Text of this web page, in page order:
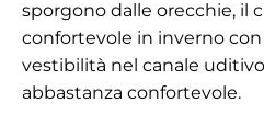
sporgono dalle orecchie, il
confortevole in inverno con
vestibilità nel canale
abbastanza confortevole.